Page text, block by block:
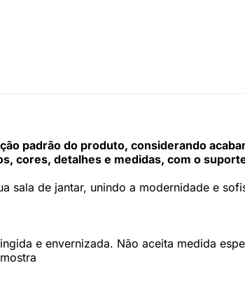
padrão do produto, considerando
cores, detalhes e medidas, com o
sala de jantar, unindo a modernidade e
e envernizada. Não aceita medida